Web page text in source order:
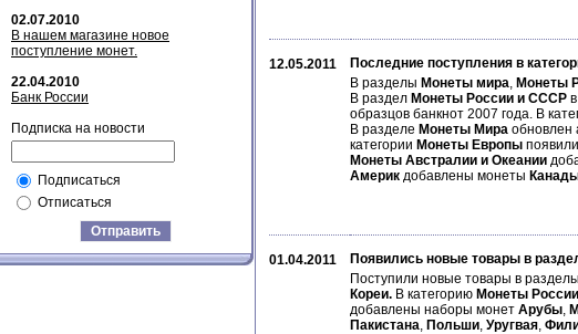
02.07.2010
В нашем магазине новое
поступление монет.
22.04.2010
Банк России
Подписка на новости
Подписаться
Отписаться
Отправить
12.05.2011
Последние поступления в
В разделы Монеты мира, Монеты
В раздел Монеты России и СССР
образцов банкнот 2007 года. В
В разделе Монеты Мира обновлен
категории Монеты Европы
Монеты Австралии и Океании
Америк добавлены монеты
01.04.2011
Появились новые товары в
Поступили новые товары в
Кореи. В категорию Монеты
добавлены наборы монет Арубы,
Пакистана, Польши, Уругвая,